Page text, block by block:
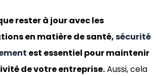
rester à jour avec les
en matière de santé,sécurité
est essentiel pour maintenir
de votre entreprise.Aussi, cela